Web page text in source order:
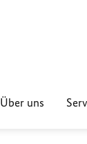
Über uns